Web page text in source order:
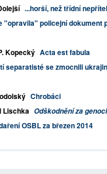
...horší, než třídní nepřítel
"opravila" policejní dokument
Kopecký Acta est fabula
separatisté se zmocnili
Chrobáci
Lischka Odškodnění za
OSBL za březen 2014